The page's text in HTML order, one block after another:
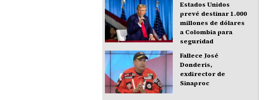
Estados Unidos
prevé destinar 1.000
millones de dólares
a Colombia para
seguridad
Fallece José
Donderis,
exdirector de
Sinaproc